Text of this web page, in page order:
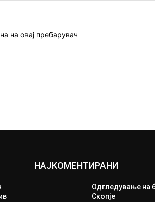
на овај пребарувач
НАЈКОМЕНТИРАНИ
Одгледување на
Скопје